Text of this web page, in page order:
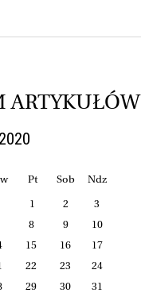
ARTYKUŁÓW
Pt Sob Ndz
1 2
3
8 9
10
15 16
17
22 23
24
29 30 31